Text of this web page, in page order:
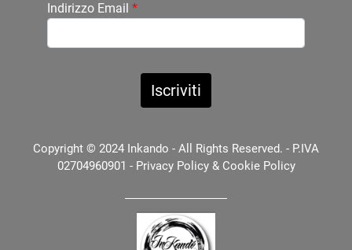
Indirizzo Email *
Copyright © 2024 Inkando - All Rights Reserved. - P.IVA
02704960901 - Privacy Policy& Cookie Policy